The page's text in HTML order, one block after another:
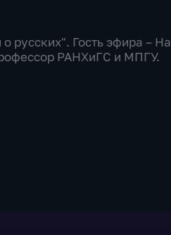
русских". Гость эфира –
РАНХиГС и МПГУ.